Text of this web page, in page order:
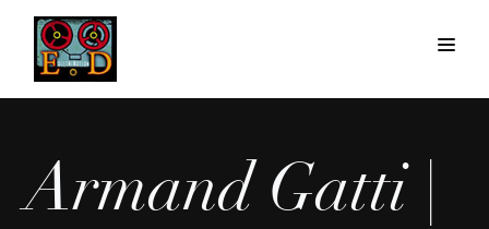
Armand Gatti |